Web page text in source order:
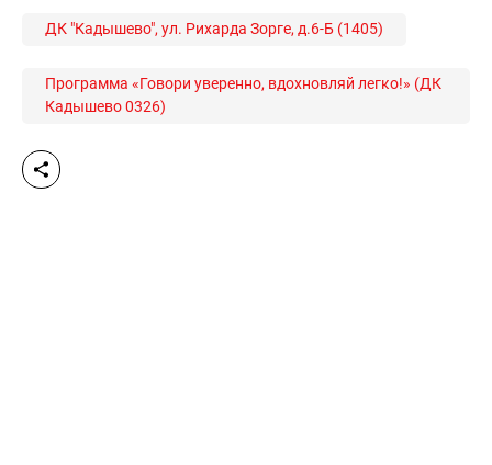
ДК "Кадышево", ул. Рихарда Зорге, д.6-Б (1405)
Программа «Говори уверенно, вдохновляй легко!» (ДК
Кадышево 0326)